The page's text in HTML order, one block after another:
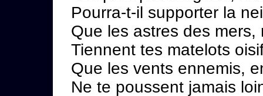
Pourra-t-il supporter la
Que les astres des
Tiennent tes matelots
Que les vents ennemis,
Ne te poussent jamais